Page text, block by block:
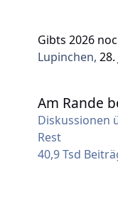
Gibts 2026
Lupinchen, 28.
Am Rande
Diskussionen
Rest
40,9 Tsd